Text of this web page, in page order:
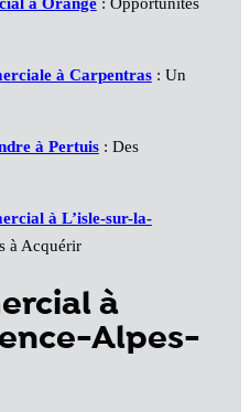
à Carpentras: Un
à Pertuis: Des
à L’isle-sur-la-
à Acquérir
à
Alpes-